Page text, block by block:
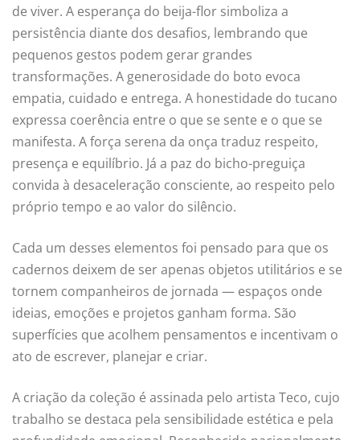
de viver. A esperança do beija-flor simboliza a
persistência diante dos desafios, lembrando que
pequenos gestos podem gerar grandes
transformações. A generosidade do boto evoca
empatia, cuidado e entrega. A honestidade do tucano
expressa coerência entre o que se sente e o que se
manifesta. A força serena da onça traduz respeito,
presença e equilíbrio. Já a paz do bicho-preguiça
convida à desaceleração consciente, ao respeito pelo
próprio tempo e ao valor do silêncio.
Cada um desses elementos foi pensado para que os
cadernos deixem de ser apenas objetos utilitários e se
tornem companheiros de jornada — espaços onde
ideias, emoções e projetos ganham forma. São
superfícies que acolhem pensamentos e incentivam o
ato de escrever, planejar e criar.
A criação da coleção é assinada pelo artista Teco, cujo
trabalho se destaca pela sensibilidade estética e pela